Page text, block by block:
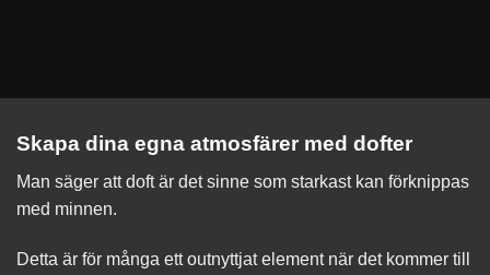
Skapa dina egna atmosfärer med dofter
Man säger att doft är det sinne som starkast kan förknippas
med minnen.
Detta är för många ett outnyttjat element när det kommer till